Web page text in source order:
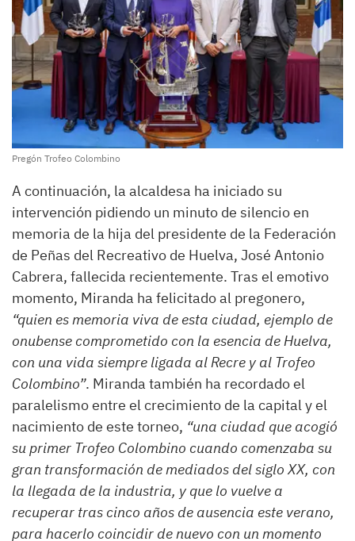
Pregón Trofeo Colombino
A continuación, la alcaldesa ha iniciado su
intervención pidiendo un minuto de silencio en
memoria de la hija del presidente de la Federación
de Peñas del Recreativo de Huelva, José Antonio
Cabrera, fallecida recientemente. Tras el emotivo
momento, Miranda ha felicitado al pregonero,
“quien es memoria viva de esta ciudad, ejemplo de
onubense comprometido con la esencia de Huelva,
con una vida siempre ligada al Recre y al Trofeo
Colombino”. Miranda también ha recordado el
paralelismo entre el crecimiento de la capital y el
nacimiento de este torneo, “una ciudad que acogió
su primer Trofeo Colombino cuando comenzaba su
gran transformación de mediados del siglo XX, con
la llegada de la industria, y que lo vuelve a
recuperar tras cinco años de ausencia este verano,
para hacerlo coincidir de nuevo con un momento